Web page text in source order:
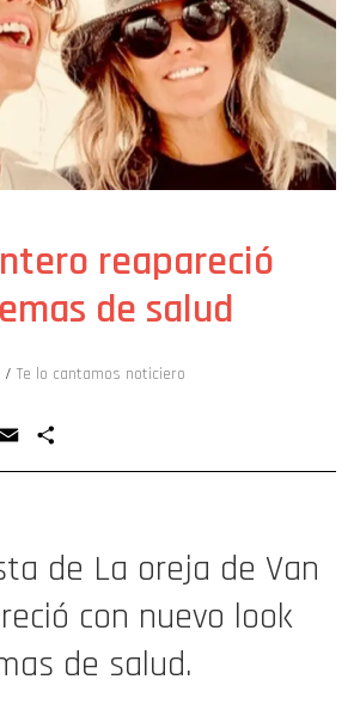
reapareció
de salud
/ Te lo cantamos noticiero
Email
de La oreja de Van
con nuevo look
de salud.